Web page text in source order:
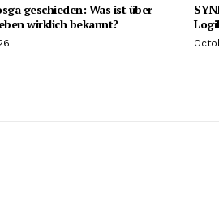
geschieden: Was ist über
wirklich bekannt?